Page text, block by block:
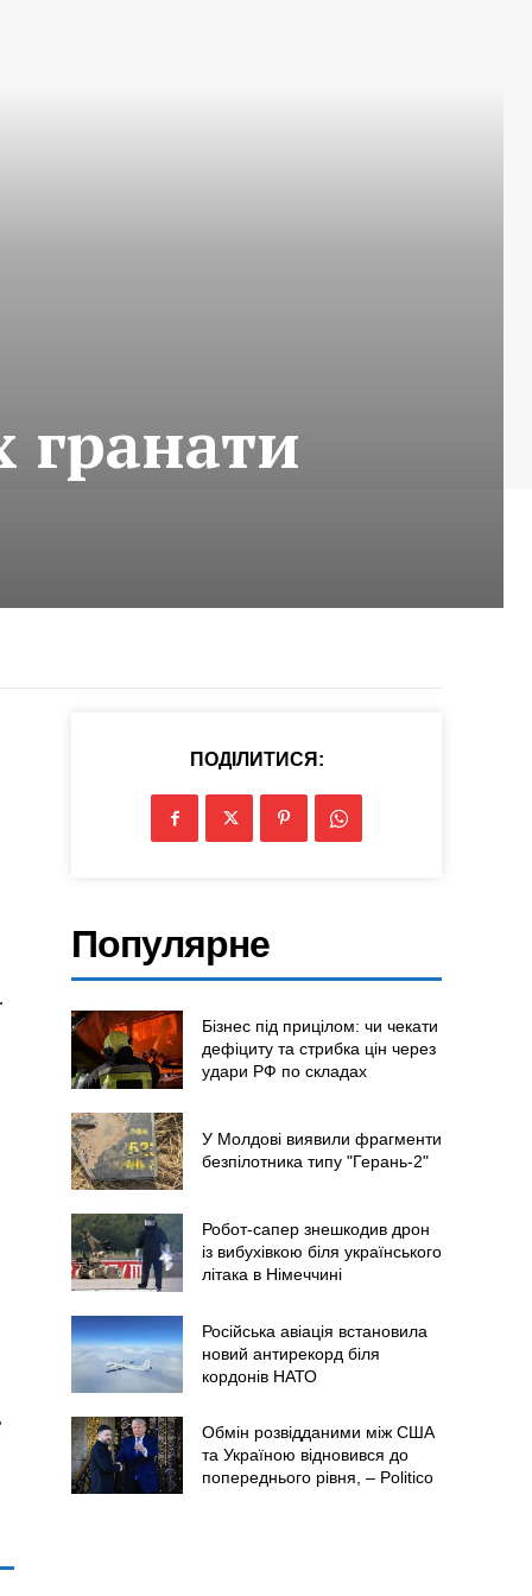
гранати
ПОДІЛИТИСЯ:
Популярне
Бізнес під прицілом: чи чекати
дефіциту та стрибка цін через
удари РФ по складах
У Молдові виявили фрагменти
безпілотника типу "Герань-2"
Робот-сапер знешкодив дрон
із вибухівкою біля українського
літака в Німеччині
Російська авіація встановила
новий антирекорд біля
кордонів НАТО
Обмін розвідданими між США
та Україною відновився до
попереднього рівня, – Politico